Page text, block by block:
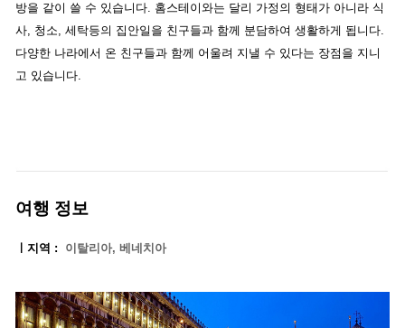
방을 같이 쓸 수 있습니다. 홈스테이와는 달리 가정의 형태가 아니라 식
사, 청소, 세탁등의 집안일을 친구들과 함께 분담하여 생활하게 됩니다.
다양한 나라에서 온 친구들과 함께 어울려 지낼 수 있다는 장점을 지니
고 있습니다.
여행 정보
ㅣ지역 : 이탈리아, 베네치아